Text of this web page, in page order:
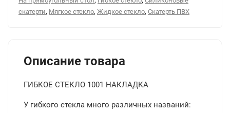
скатерти, Мягкое стекло, Жидкое стекло, Скатерть ПВХ
Описание товара
ГИБКОЕ СТЕКЛО 1001 НАКЛАДКА
У гибкого стекла много различных названий: